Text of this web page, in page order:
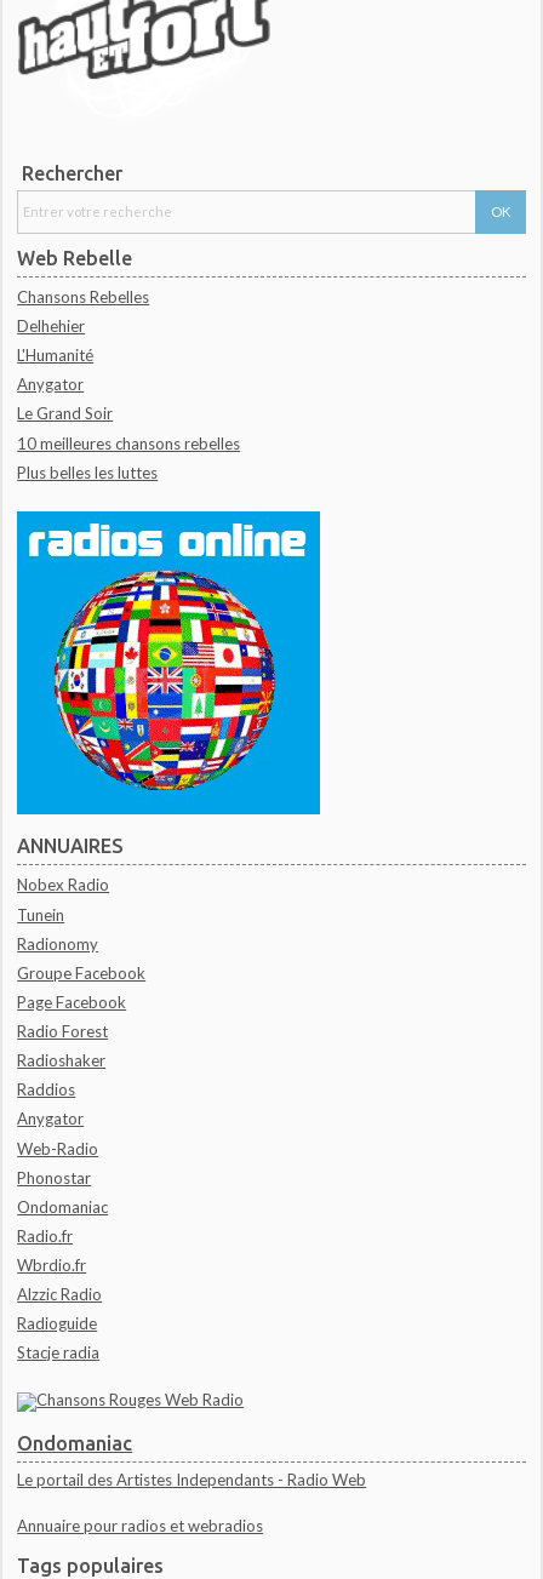
Rechercher
Web Rebelle
Chansons Rebelles
Delhehier
L'Humanité
Anygator
Le Grand Soir
10 meilleures chansons rebelles
Plus belles les luttes
ANNUAIRES
Nobex Radio
Tunein
Radionomy
Groupe Facebook
Page Facebook
Radio Forest
Radioshaker
Raddios
Anygator
Web-Radio
Phonostar
Ondomaniac
Radio.fr
Wbrdio.fr
Alzzic Radio
Radioguide
Stacje radia
Ondomaniac
Le portail des Artistes Independants - Radio Web
Annuaire pour radios et webradios
Tags populaires